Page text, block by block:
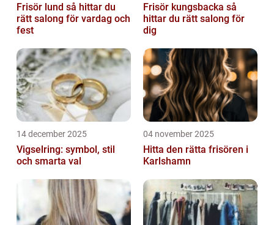
Frisör lund så hittar du
rätt salong för vardag och
fest
Frisör kungsbacka så
hittar du rätt salong för
dig
14 december 2025
Vigselring: symbol, stil
och smarta val
04 november 2025
Hitta den rätta frisören i
Karlshamn